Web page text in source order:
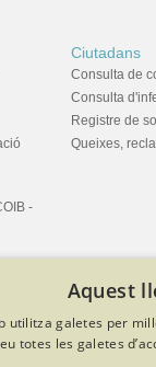
-
Ciutadans
Consulta de
Consulta
Registre de
Queixes,
Política de
Aquest
utilitza galetes per
totes les galetes